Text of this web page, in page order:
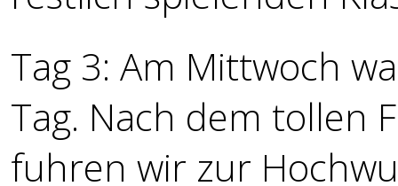
Tag 3: Am Mittwoch
Tag. Nach dem tollen
fuhren wir zur